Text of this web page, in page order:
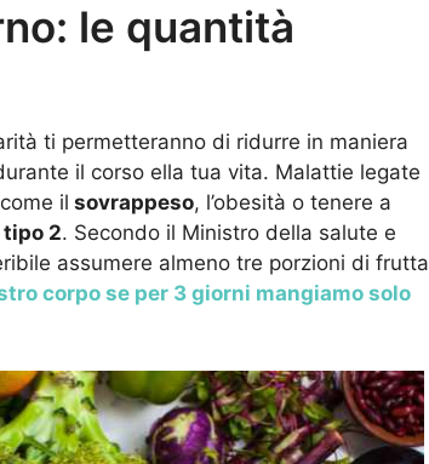
le quantità
ti permetteranno di ridurre in maniera
il corso ella tua vita. Malattie legate
il sovrappeso, l’obesità o tenere a
2. Secondo il Ministro della salute e
assumere almeno tre porzioni di frutta
corpo se per 3 giorni mangiamo solo